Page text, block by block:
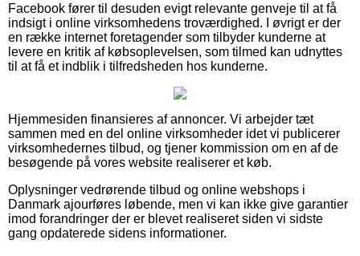
Facebook fører til desuden evigt relevante genveje til at få
indsigt i online virksomhedens troværdighed. I øvrigt er der
en række internet foretagender som tilbyder kunderne at
levere en kritik af købsoplevelsen, som tilmed kan udnyttes
til at få et indblik i tilfredsheden hos kunderne.
Hjemmesiden finansieres af annoncer. Vi arbejder tæt
sammen med en del online virksomheder idet vi publicerer
virksomhedernes tilbud, og tjener kommission om en af de
besøgende på vores website realiserer et køb.
Oplysninger vedrørende tilbud og online webshops i
Danmark ajourføres løbende, men vi kan ikke give garantier
imod forandringer der er blevet realiseret siden vi sidste
gang opdaterede sidens informationer.